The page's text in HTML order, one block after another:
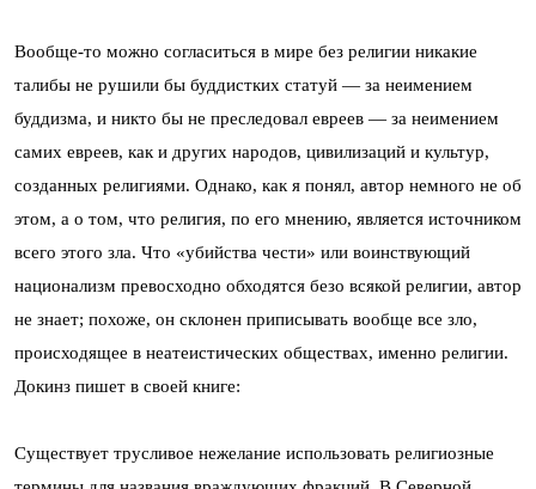
Вообще-то можно согласиться в мире без религии никакие
талибы не рушили бы буддистких статуй — за неимением
буддизма, и никто бы не преследовал евреев — за неимением
самих евреев, как и других народов, цивилизаций и культур,
созданных религиями. Однако, как я понял, автор немного не об
этом, а о том, что религия, по его мнению, является источником
всего этого зла. Что «убийства чести» или воинствующий
национализм превосходно обходятся безо всякой религии, автор
не знает; похоже, он склонен приписывать вообще все зло,
происходящее в неатеистических обществах, именно религии.
Докинз пишет в своей книге:
Существует трусливое нежелание использовать религиозные